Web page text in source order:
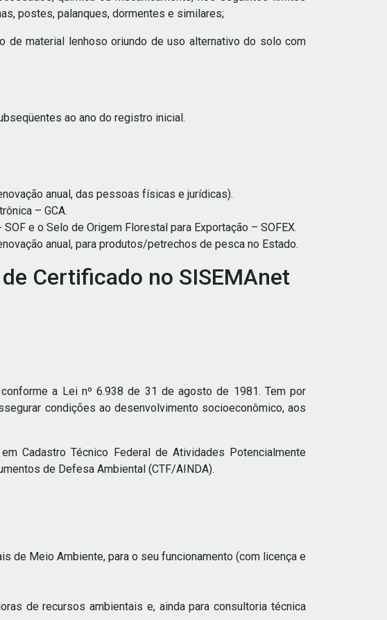
postes, palanques, dormentes e similares;
de material lenhoso oriundo de uso alternativo do solo com
ao ano do registro inicial.
anual, das pessoas físicas e jurídicas).
– GCA.
e o Selo de Origem Florestal para Exportação – SOFEX.
anual, para produtos/petrechos de pesca no Estado.
Certificado no SISEMAnet
a Lei nº 6.938 de 31 de agosto de 1981. Tem por
condições ao desenvolvimento socioeconômico, aos
Cadastro Técnico Federal de Atividades Potencialmente
de Defesa Ambiental (CTF/AINDA).
de Meio Ambiente, para o seu funcionamento (com licença e
de recursos ambientais e, ainda para consultoria técnica